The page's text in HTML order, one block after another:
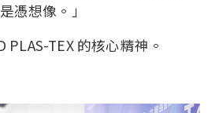
憑想像。」
PLAS-TEX 的核心精神。